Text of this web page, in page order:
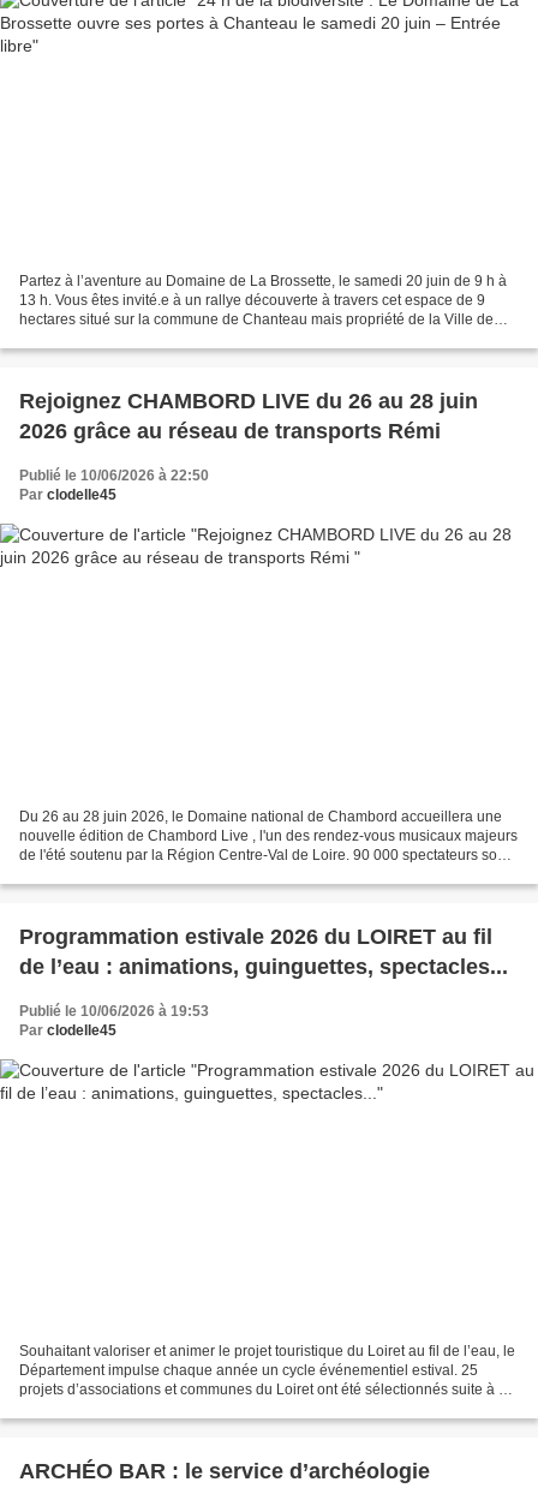
Partez à l’aventure au Domaine de La Brossette, le samedi 20 juin de 9 h à
13 h. Vous êtes invité.e à un rallye découverte à travers cet espace de 9
hectares situé sur la commune de Chanteau mais propriété de la Ville de
Rejoignez CHAMBORD LIVE du 26 au 28 juin
2026 grâce au réseau de transports Rémi
Publié le 10/06/2026 à 22:50
Par clodelle45
Du 26 au 28 juin 2026, le Domaine national de Chambord accueillera une
nouvelle édition de Chambord Live , l'un des rendez-vous musicaux majeurs
de l'été soutenu par la Région Centre-Val de Loire. 90 000 spectateurs sont
Programmation estivale 2026 du LOIRET au fil
de l’eau : animations, guinguettes, spectacles...
Publié le 10/06/2026 à 19:53
Par clodelle45
Souhaitant valoriser et animer le projet touristique du Loiret au fil de l’eau, le
Département impulse chaque année un cycle événementiel estival. 25
projets d’associations et communes du Loiret ont été sélectionnés suite à un
ARCHÉO BAR : le service d’archéologie